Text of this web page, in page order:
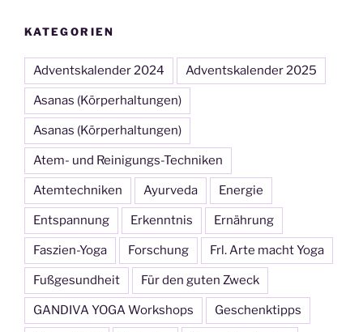
KATEGORIEN
Adventskalender 2024 Adventskalender 2025
Asanas (Körperhaltungen)
Asanas (Körperhaltungen)
Atem- und Reinigungs-Techniken
Atemtechniken Ayurveda Energie
Entspannung Erkenntnis Ernährung
Faszien-Yoga Forschung Frl. Arte macht Yoga
Fußgesundheit Für den guten Zweck
GANDIVA YOGA Workshops Geschenktipps